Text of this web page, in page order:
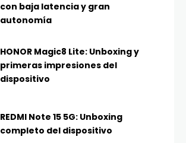
con baja latencia y gran
autonomía
HONOR Magic8 Lite: Unboxing y
primeras impresiones del
dispositivo
REDMI Note 15 5G: Unboxing
completo del dispositivo